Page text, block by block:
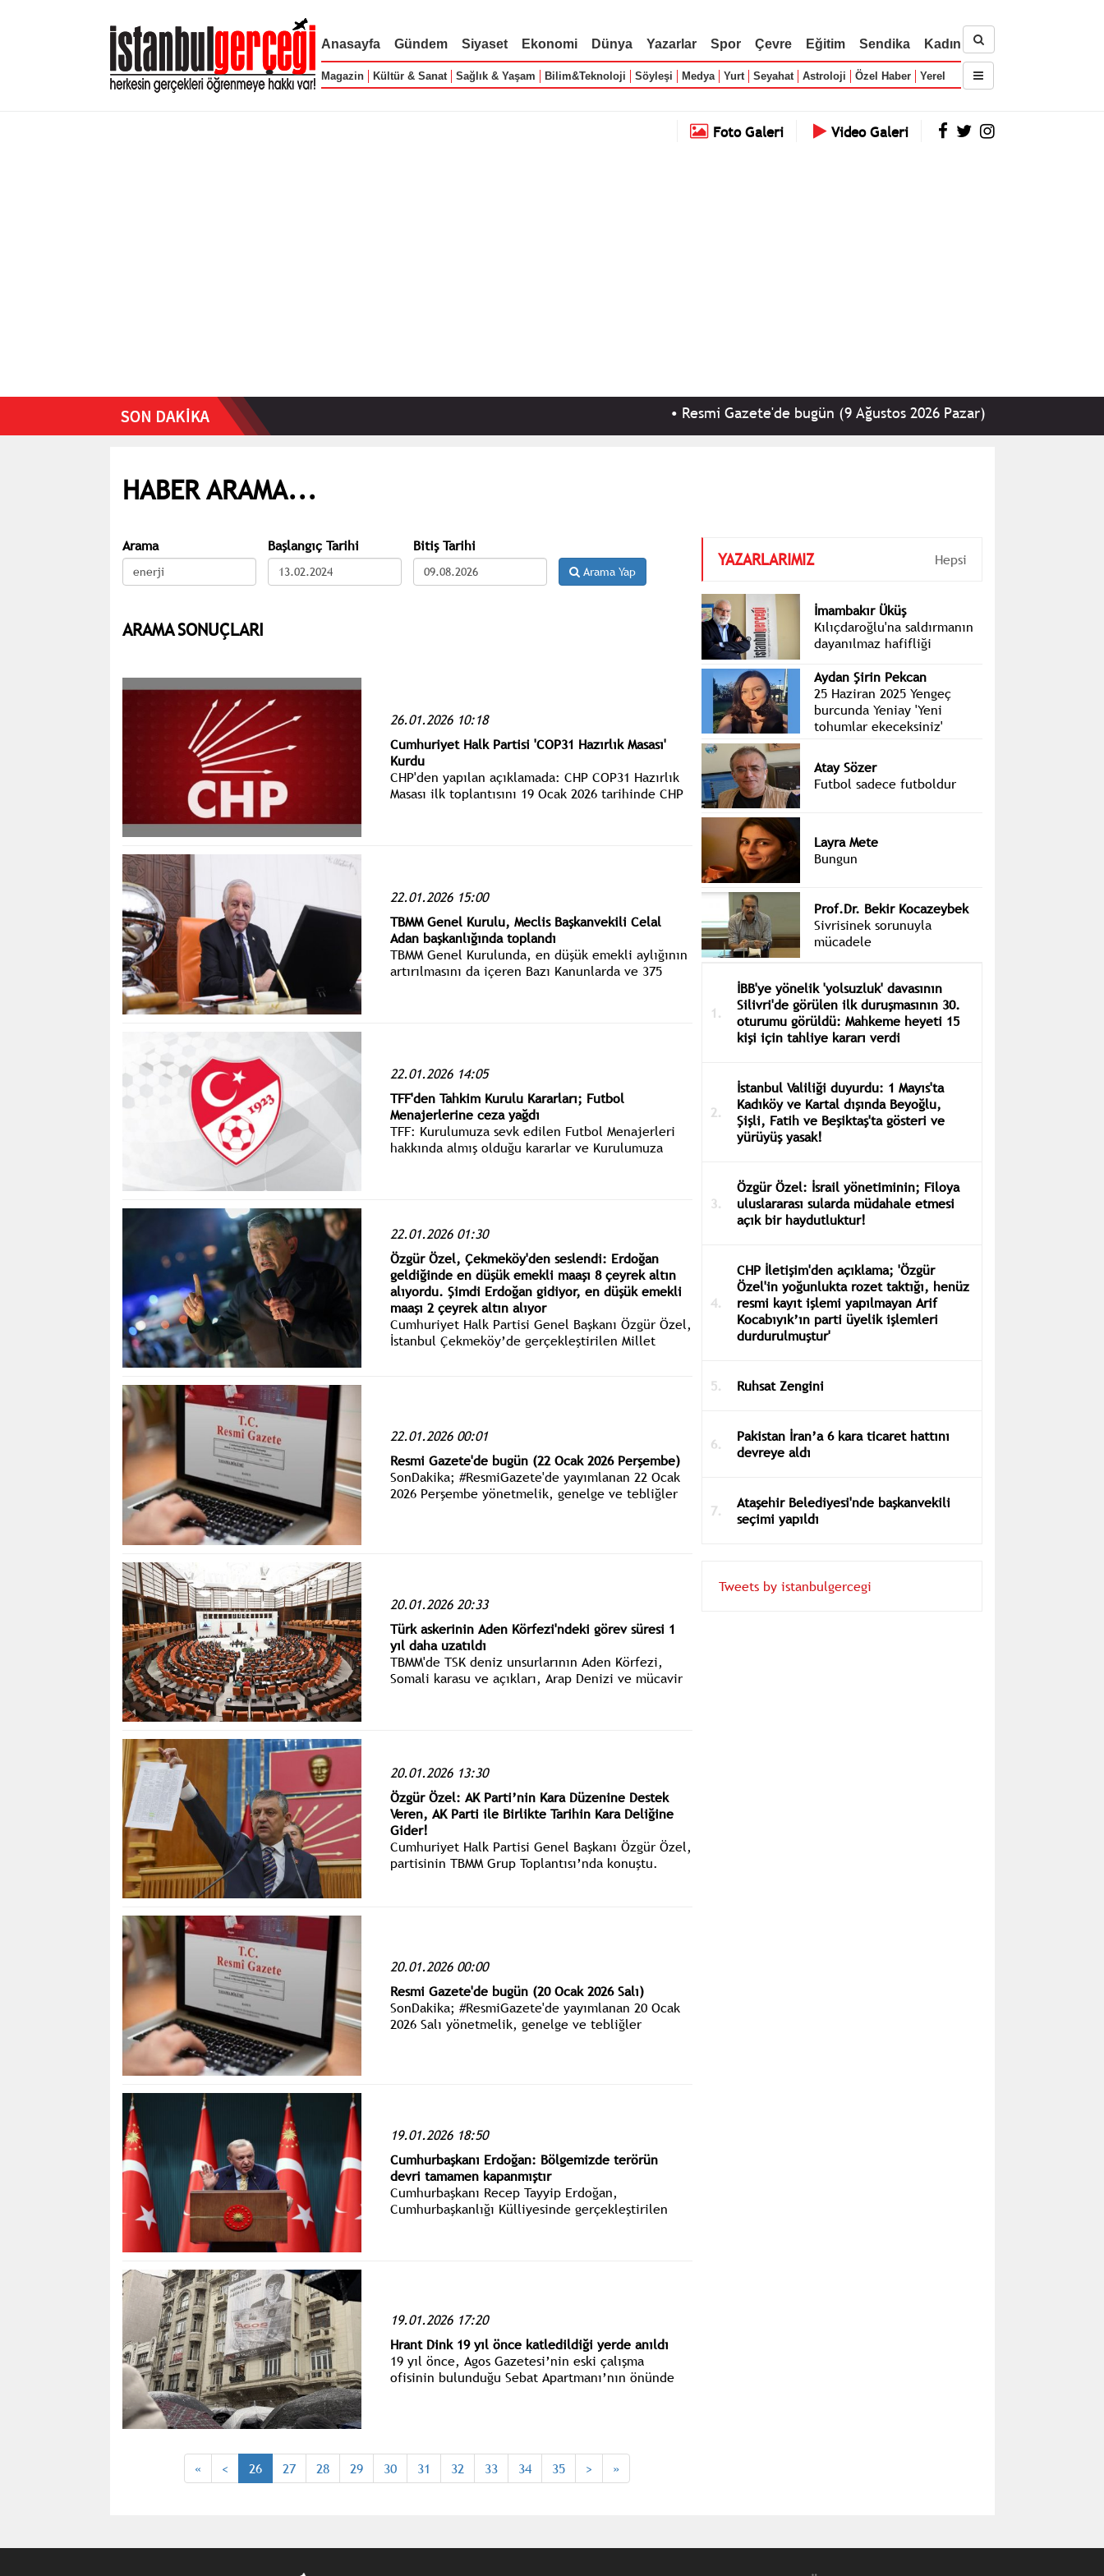
Anasayfa Gündem Siyaset Ekonomi Dünya Yazarlar Spor Çevre Eğitim Sendika Kadın
Magazin Kültür & Sanat Sağlık & Yaşam Bilim&Teknoloji Söyleşi Medya Yurt Seyahat Astroloji Özel Haber Yerel
Foto Galeri Video Galeri
Resmi Gazete'de bugün (9 Ağustos 2026 Pazar) •
HABER ARAMA...
Arama Başlangıç Tarihi Bitiş Tarihi
Arama Yap
ARAMA SONUÇLARI
26.01.2026 10:18
Cumhuriyet Halk Partisi 'COP31 Hazırlık Masası'
Kurdu
CHP'den yapılan açıklamada: CHP COP31 Hazırlık
Masası ilk toplantısını 19 Ocak 2026 tarihinde CHP
22.01.2026 15:00
TBMM Genel Kurulu, Meclis Başkanvekili Celal
Adan başkanlığında toplandı
TBMM Genel Kurulunda, en düşük emekli aylığının
artırılmasını da içeren Bazı Kanunlarda ve 375
22.01.2026 14:05
TFF'den Tahkim Kurulu Kararları; Futbol
Menajerlerine ceza yağdı
TFF: Kurulumuza sevk edilen Futbol Menajerleri
hakkında almış olduğu kararlar ve Kurulumuza
22.01.2026 01:30
Özgür Özel, Çekmeköy'den seslendi: Erdoğan
geldiğinde en düşük emekli maaşı 8 çeyrek altın
alıyordu. Şimdi Erdoğan gidiyor, en düşük emekli
maaşı 2 çeyrek altın alıyor
Cumhuriyet Halk Partisi Genel Başkanı Özgür Özel,
İstanbul Çekmeköy’de gerçekleştirilen Millet
22.01.2026 00:01
Resmi Gazete'de bugün (22 Ocak 2026 Perşembe)
SonDakika; #ResmiGazete'de yayımlanan 22 Ocak
2026 Perşembe yönetmelik, genelge ve tebliğler
20.01.2026 20:33
Türk askerinin Aden Körfezi'ndeki görev süresi 1
yıl daha uzatıldı
TBMM'de TSK deniz unsurlarının Aden Körfezi,
Somali karasu ve açıkları, Arap Denizi ve mücavir
20.01.2026 13:30
Özgür Özel: AK Parti’nin Kara Düzenine Destek
Veren, AK Parti ile Birlikte Tarihin Kara Deliğine
Gider!
Cumhuriyet Halk Partisi Genel Başkanı Özgür Özel,
partisinin TBMM Grup Toplantısı’nda konuştu.
20.01.2026 00:00
Resmi Gazete'de bugün (20 Ocak 2026 Salı)
SonDakika; #ResmiGazete'de yayımlanan 20 Ocak
2026 Salı yönetmelik, genelge ve tebliğler
19.01.2026 18:50
Cumhurbaşkanı Erdoğan: Bölgemizde terörün
devri tamamen kapanmıştır
Cumhurbaşkanı Recep Tayyip Erdoğan,
Cumhurbaşkanlığı Külliyesinde gerçekleştirilen
19.01.2026 17:20
Hrant Dink 19 yıl önce katledildiği yerde anıldı
19 yıl önce, Agos Gazetesi’nin eski çalışma
ofisinin bulunduğu Sebat Apartmanı’nın önünde
« < 26 27 28 29 30 31 32 33 34 35 > »
YAZARLARIMIZ Hepsi
İmambakır Üküş
Kılıçdaroğlu'na saldırmanın
dayanılmaz hafifliği
Aydan Şirin Pekcan
25 Haziran 2025 Yengeç
burcunda Yeniay 'Yeni
tohumlar ekeceksiniz'
Atay Sözer
Futbol sadece futboldur
Layra Mete
Bungun
Prof.Dr. Bekir Kocazeybek
Sivrisinek sorunuyla
mücadele
İBB'ye yönelik 'yolsuzluk' davasının
Silivri'de görülen ilk duruşmasının 30.
oturumu görüldü: Mahkeme heyeti 15
kişi için tahliye kararı verdi
İstanbul Valiliği duyurdu: 1 Mayıs'ta
Kadıköy ve Kartal dışında Beyoğlu,
Şişli, Fatih ve Beşiktaş'ta gösteri ve
yürüyüş yasak!
Özgür Özel: İsrail yönetiminin; Filoya
uluslararası sularda müdahale etmesi
açık bir haydutluktur!
CHP İletişim'den açıklama; 'Özgür
Özel'in yoğunlukta rozet taktığı, henüz
resmi kayıt işlemi yapılmayan Arif
Kocabıyık’ın parti üyelik işlemleri
durdurulmuştur'
Ruhsat Zengini
Pakistan İran’a 6 kara ticaret hattını
devreye aldı
Ataşehir Belediyesi'nde başkanvekili
seçimi yapıldı
Tweets by istanbulgercegi